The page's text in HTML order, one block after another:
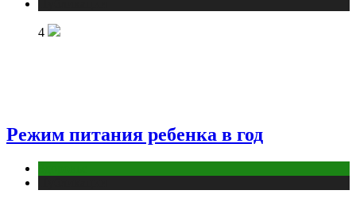
4
Режим питания ребенка в год